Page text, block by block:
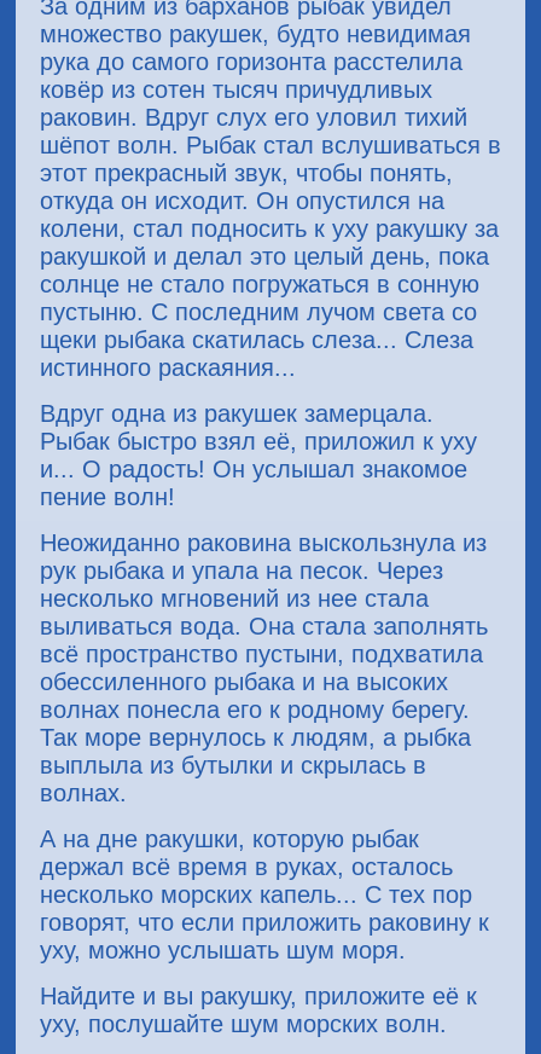
За одним из барханов рыбак увидел
множество ракушек, будто невидимая
рука до самого горизонта расстелила
ковёр из сотен тысяч причудливых
раковин. Вдруг слух его уловил тихий
шёпот волн. Рыбак стал вслушиваться в
этот прекрасный звук, чтобы понять,
откуда он исходит. Он опустился на
колени, стал подносить к уху ракушку за
ракушкой и делал это целый день, пока
солнце не стало погружаться в сонную
пустыню. С последним лучом света со
щеки рыбака скатилась слеза... Слеза
истинного раскаяния...
Вдруг одна из ракушек замерцала.
Рыбак быстро взял её, приложил к уху
и... О радость! Он услышал знакомое
пение волн!
Неожиданно раковина выскользнула из
рук рыбака и упала на песок. Через
несколько мгновений из нее стала
выливаться вода. Она стала заполнять
всё пространство пустыни, подхватила
обессиленного рыбака и на высоких
волнах понесла его к родному берегу.
Так море вернулось к людям, а рыбка
выплыла из бутылки и скрылась в
волнах.
А на дне ракушки, которую рыбак
держал всё время в руках, осталось
несколько морских капель... С тех пор
говорят, что если приложить раковину к
уху, можно услышать шум моря.
Найдите и вы ракушку, приложите её к
уху, послушайте шум морских волн.